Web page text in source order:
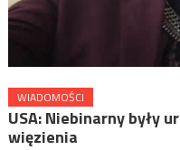
WIADOMOŚCI
USA: Niebinarny były
więzienia